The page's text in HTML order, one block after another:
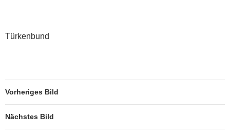
Türkenbund
Vorheriges Bild
Nächstes Bild